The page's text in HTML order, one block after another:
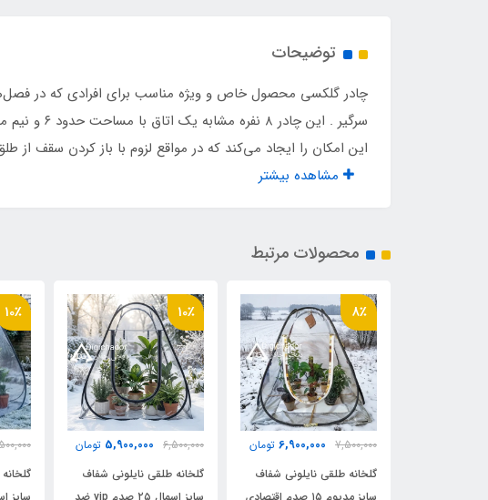
توضیحات
چادر گلکسی محصول خاص و ویژه مناسب برای افرادی که در
سرگیر .
این امکان را ایجاد می‌کند که در مواقع لزوم با باز کردن سقف
مشاهده بیشتر
محصولات مرتبط
8٪
7,500,000
6,900,000 تومان
گلخانه طلقی نایلونی شفاف
10٪
6,500,000
5,900,000 تومان
گلخانه طلقی نایلونی شفاف
10٪